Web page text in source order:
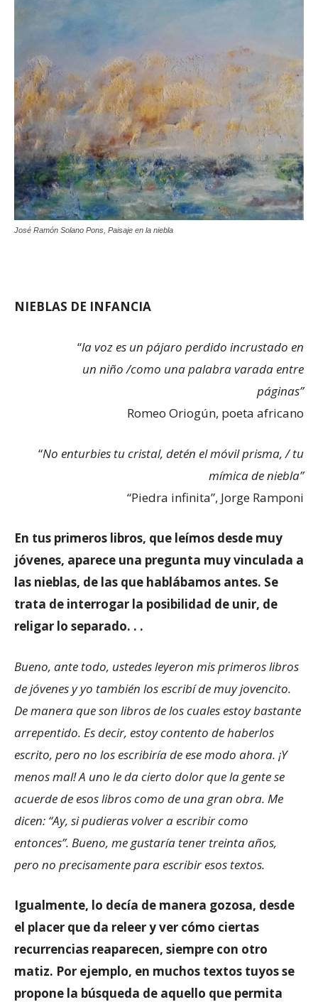
José Ramón Solano Pons, Paisaje en la niebla
NIEBLAS DE INFANCIA
“la voz es un pájaro perdido incrustado en
un niño /como una palabra varada entre
páginas”
Romeo Oriogún, poeta africano
“No enturbies tu cristal, detén el móvil prisma, / tu
mímica de niebla”
“Piedra infinita”, Jorge Ramponi
En tus primeros libros, que leímos desde muy
jóvenes, aparece una pregunta muy vinculada a
las nieblas, de las que hablábamos antes. Se
trata de interrogar la posibilidad de unir, de
religar lo separado. . .
Bueno, ante todo, ustedes leyeron mis primeros libros
de jóvenes y yo también los escribí de muy jovencito.
De manera que son libros de los cuales estoy bastante
arrepentido. Es decir, estoy contento de haberlos
escrito, pero no los escribiría de ese modo ahora. ¡Y
menos mal! A uno le da cierto dolor que la gente se
acuerde de esos libros como de una gran obra. Me
dicen: “Ay, si pudieras volver a escribir como
entonces”. Bueno, me gustaría tener treinta años,
pero no precisamente para escribir esos textos.
Igualmente, lo decía de manera gozosa, desde
el placer que da releer y ver cómo ciertas
recurrencias reaparecen, siempre con otro
matiz. Por ejemplo, en muchos textos tuyos se
propone la búsqueda de aquello que permita